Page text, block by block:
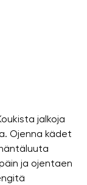
jalkoja
Ojenna kädet
ja ojentaen